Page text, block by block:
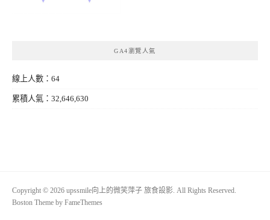
GA4瀏覽人氣
線上人數：64
累積人氣：32,646,630
Copyright © 2026 upssmile向上的微笑萍子 旅食設影. All Rights Reserved.
Boston Theme by FameThemes